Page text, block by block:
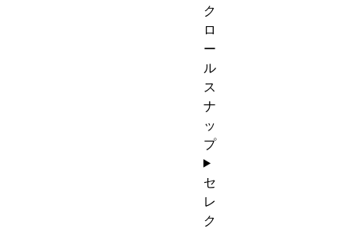
ク
ロ
ー
ル
ス
ナ
ッ
プ
セ
レ
ク